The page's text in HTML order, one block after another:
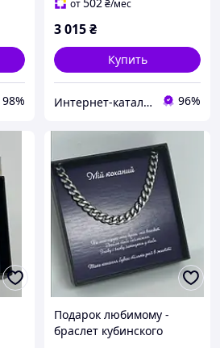
98%
от ₴/мес
3 015₴
Купить
Интернет-кат​алог ск​​ид​​​ок "TRIVIA" 96%
Подарок любимому -
браслет кубинского